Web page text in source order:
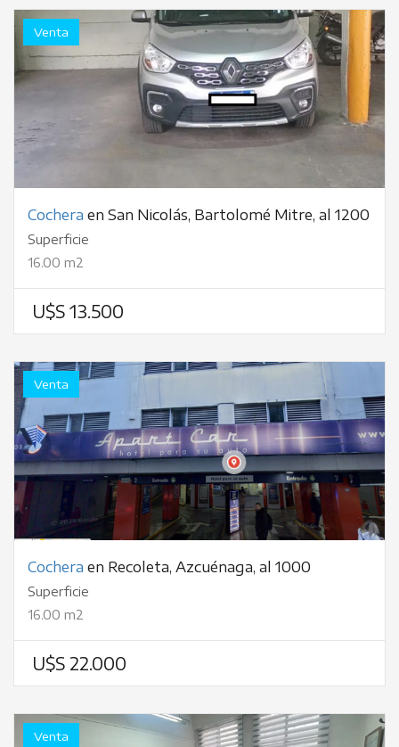
Venta
Cochera en San Nicolás, Bartolomé Mitre, al 1200
Superficie
16.00 m2
U$S 13.500
Venta
Cochera en Recoleta, Azcuénaga, al 1000
Superficie
16.00 m2
U$S 22.000
Venta